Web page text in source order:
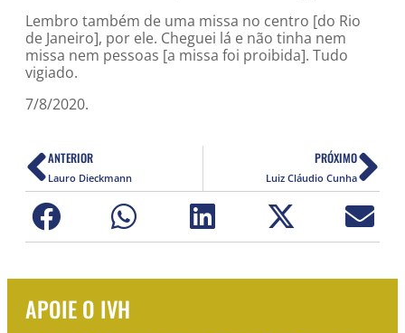
Lembro também de uma missa no centro [do Rio
de Janeiro], por ele. Cheguei lá e não tinha nem
missa nem pessoas [a missa foi proibida]. Tudo
vigiado.
7/8/2020.
ANTERIOR
Lauro Dieckmann
PRÓXIMO
Luiz Cláudio Cunha
APOIE O IVH